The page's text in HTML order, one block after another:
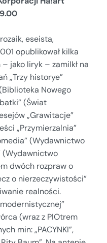
eseista,
opublikował kilka
jako liryk – zamilkł na
„Trzy historye”
Nowego
(Świat
„Grawitacje”
„Przymierzalnia”
(Wydawnictwo
(Wydawnictwo
dwóch rozpraw o
o nierzeczywistości”
realności.
(wraz z PIOtrem
min: „PACYNKI”,